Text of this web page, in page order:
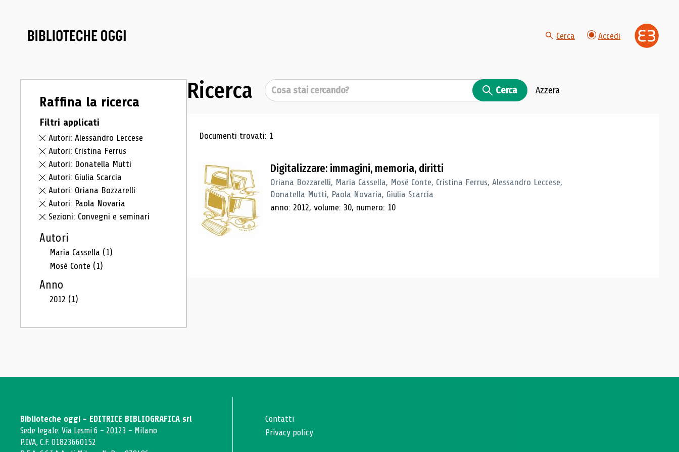
Cerca Accedi
Raffina la ricerca
Filtri applicati
Autori: Alessandro Leccese
Autori: Cristina Ferrus
Autori: Donatella Mutti
Autori: Giulia Scarcia
Autori: Oriana Bozzarelli
Autori: Paola Novaria
Sezioni: Convegni e seminari
Autori
Maria Cassella (1)
Mosé Conte (1)
Anno
2012 (1)
Ricerca Cerca Cerca Azzera
Risultati di ricerca
Documenti trovati: 1
Digitalizzare: immagini, memoria, diritti
Oriana Bozzarelli, Maria Cassella, Mosé Conte, Cristina Ferrus, Alessandro Leccese,
Donatella Mutti, Paola Novaria, Giulia Scarcia
anno: 2012, volume: 30, numero: 10
Biblioteche oggi - EDITRICE BIBLIOGRAFICA srl
Sede legale: Via Lesmi 6 - 20123 - Milano
P.IVA, C.F. 01823660152
Contatti
Privacy policy